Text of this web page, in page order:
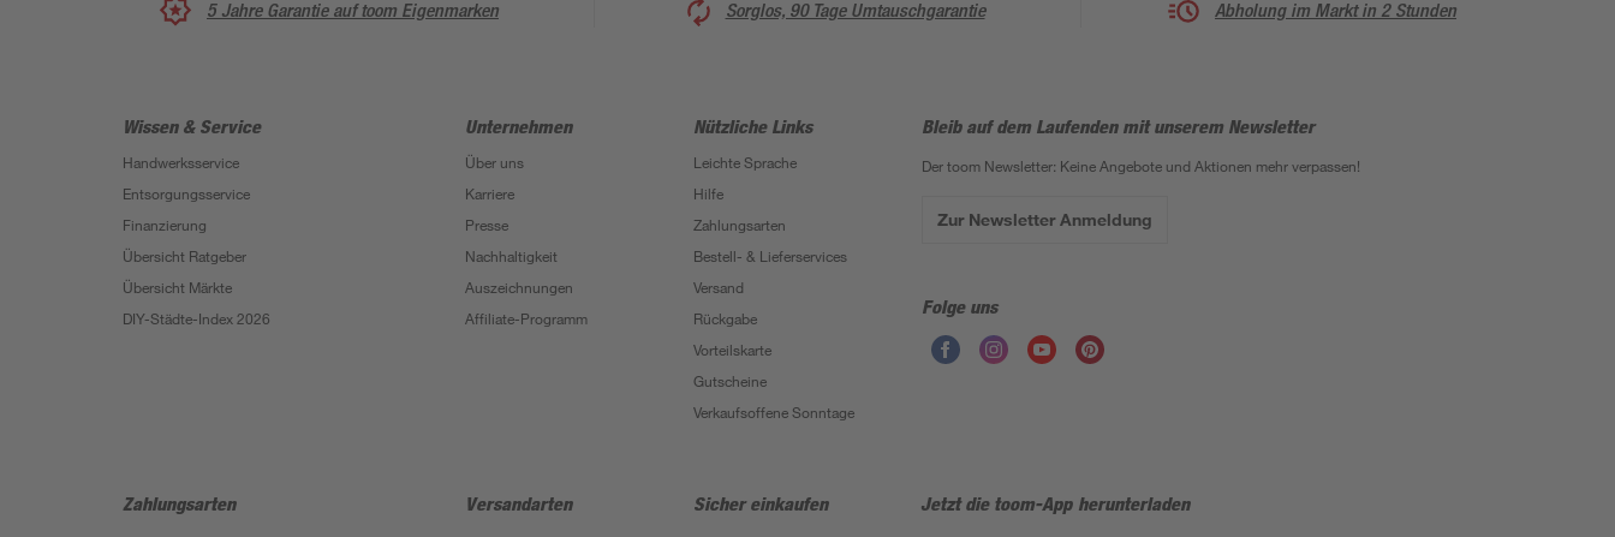
5 Jahre Garantie auf toom Eigenmarken Sorglos, 90 Tage Umtauschgarantie Abholung im Markt in 2 Stunden
Wissen & Service
Handwerksservice
Entsorgungsservice
Finanzierung
Übersicht Ratgeber
Übersicht Märkte
DIY-Städte-Index 2026
Unternehmen
Über uns
Karriere
Presse
Nachhaltigkeit
Auszeichnungen
Affiliate-Programm
Nützliche Links
Leichte Sprache
Hilfe
Zahlungsarten
Bestell- & Lieferservices
Versand
Rückgabe
Vorteilskarte
Gutscheine
Verkaufsoffene Sonntage
Bleib auf dem Laufenden mit unserem Newsletter
Der toom Newsletter: Keine Angebote und Aktionen mehr verpassen!
Zur Newsletter Anmeldung
Folge uns
Zahlungsarten Versandarten Sicher einkaufen Jetzt die toom-App herunterladen